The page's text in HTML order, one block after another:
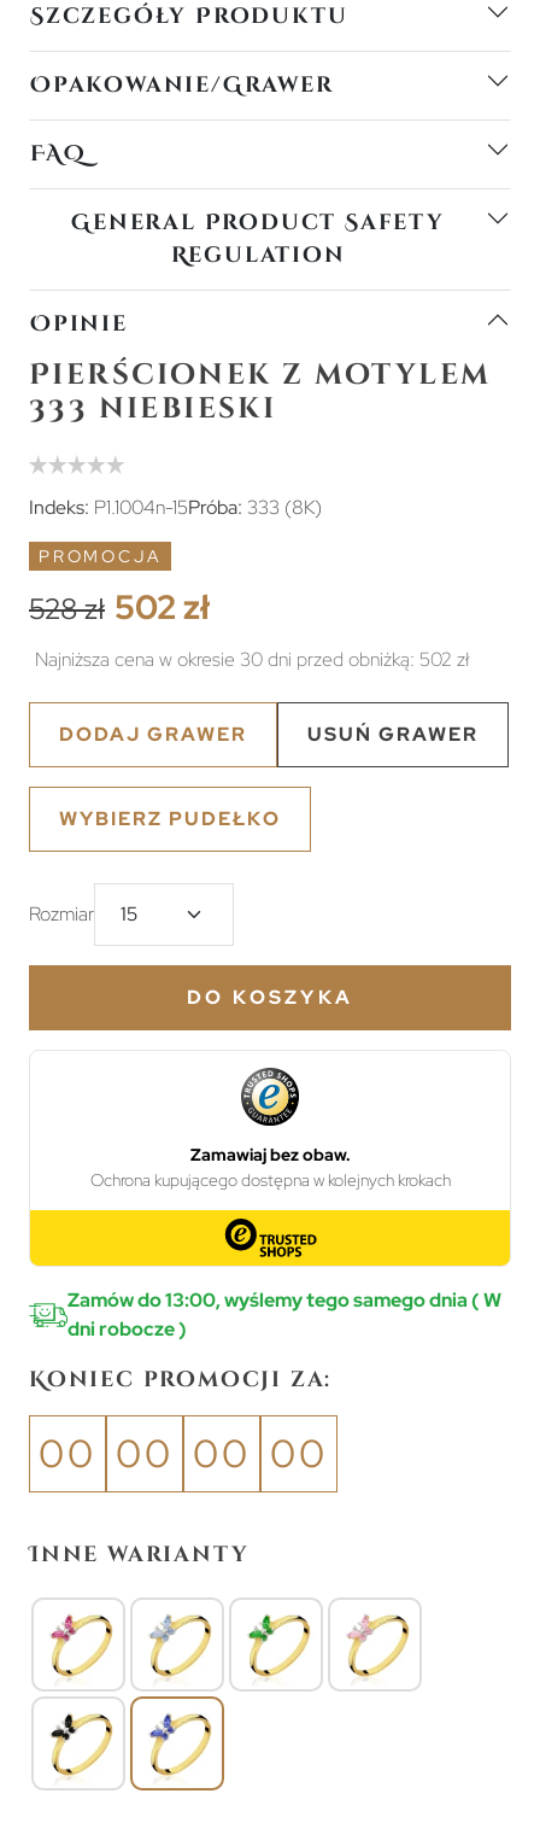
Szczegóły Produktu
Opakowanie/Grawer
FAQ
General Product Safety
Regulation
Opinie
Pierścionek z motylem
333 niebieski
Indeks: P1.1004n-15Próba: 333 (8K)
PROMOCJA
528 zł 502 zł
Najniższa cena w okresie 30 dni przed obniżką: 502 zł
DODAJ GRAWER USUŃ GRAWER
WYBIERZ PUDEŁKO
Rozmiar
DO KOSZYKA
Zamów do 13:00, wyślemy tego samego dnia ( W
dni robocze )
Koniec promocji za:
00 00 00 00
Inne warianty